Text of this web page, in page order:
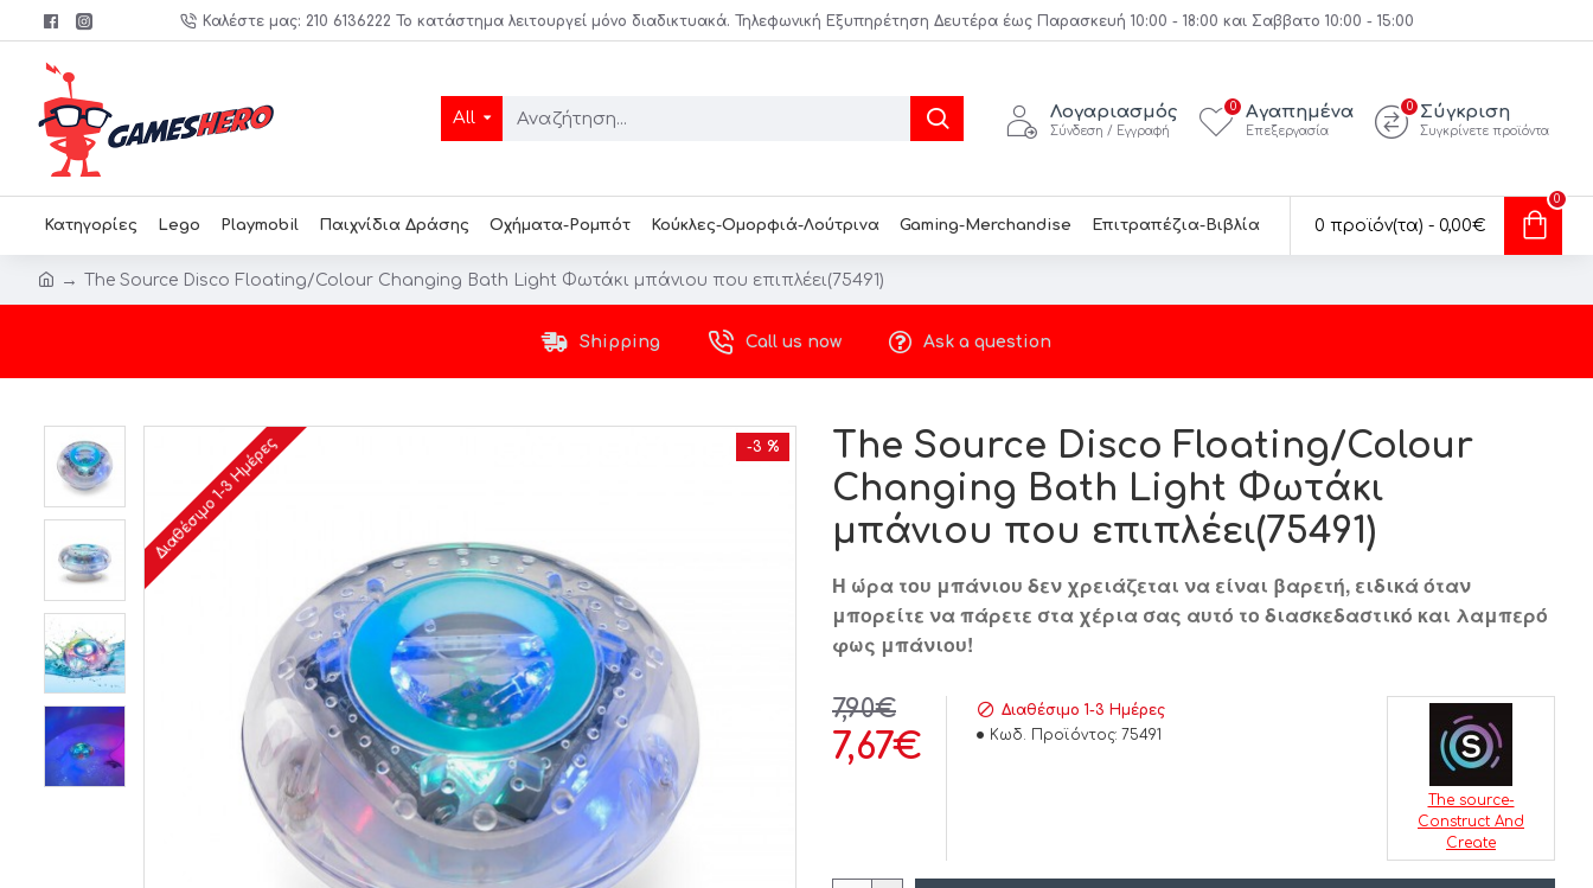
Καλέστε μας: 210 6136222 Το κατάστημα λειτουργεί μόνο διαδικτυακά. Τηλεφωνική Εξυπηρέτηση Δευτέρα έως Παρασκευή 10:00 - 18:00 και Σαββατο 10:00 - 15:00
All Λογαριασμός
Σύνδεση / Εγγραφή
Αγαπημένα
Επεξεργασία
0 Σύγκριση
Συγκρίνετε προϊόντα
0
Κατηγορίες Lego Playmobil Παιχνίδια Δράσης Οχήματα-Ρομπότ Κούκλες-Ομορφιά-Λούτρινα Gaming-Merchandise Επιτραπέζια-Βιβλία 0 προϊόν(τα) - 0,00€
0
The Source Disco Floating/Colour Changing Bath Light Φωτάκι μπάνιου που επιπλέει(75491)
Shipping Call us now Ask a question
-3 %
Διαθέσιμο 1-3 Ημέρες
The Source Disco Floating/Colour
Changing Bath Light Φωτάκι
μπάνιου που επιπλέει(75491)
Η ώρα του μπάνιου δεν χρειάζεται να είναι βαρετή, ειδικά όταν
μπορείτε να πάρετε στα χέρια σας αυτό το διασκεδαστικό και λαμπερό
φως μπάνιου!
7,67€
7,90€
Διαθέσιμο 1-3 Ημέρες
Κωδ. Προϊόντος: 75491
The source-
Construct And
Create